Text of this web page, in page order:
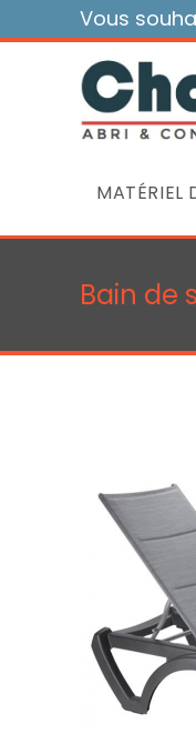
to
Vous
MATÉRIEL
Bain de